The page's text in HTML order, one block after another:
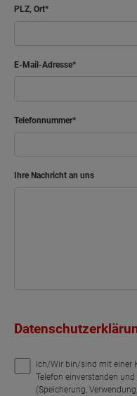
Netto-Raumfläche
Arbeiten
Bad
Kind
PLZ, Ort
E-Mail-Adresse
Telefonnummer
Ihre Nachricht an uns
Ich/Wir bin/sind mit einer
Telefon einverstanden
(Speicherung,